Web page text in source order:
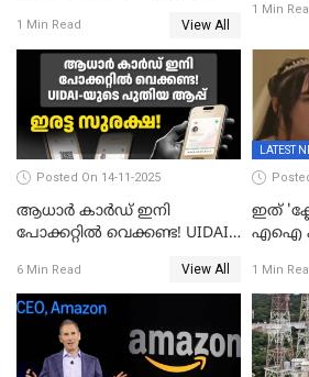
ഉത്തരവ് പിൻവലിച്ചു
1 Min Read View All
1 Min
Posted On 14-11-2025
ആധാർ കാർഡ് ഇനി
പോക്കറ്റിൽ വെക്കണ്ട! UIDAI-
സുരക്ഷ!
6 Min Read View All
LATEST
ഇത്
എഐ
ക്ലോസ്
1 Min